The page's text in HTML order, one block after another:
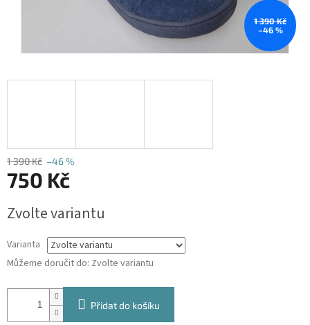
1 390 Kč
–46 %
1 390 Kč –46 %
750 Kč
cena:
Zvolte variantu
Varianta
Můžeme doručit do: Zvolte variantu
Přidat do košíku